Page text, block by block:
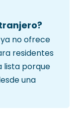
no ofrece
residentes
lista porque
una